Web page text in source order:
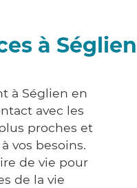
à Séglien
à Séglien en
avec les
proches et
vos besoins.
de vie pour
de la vie